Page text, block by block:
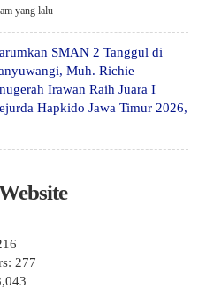
yang lalu
SMAN 2 Tanggul di
Muh. Richie
Irawan Raih Juara I
Hapkido Jawa Timur 2026,
277